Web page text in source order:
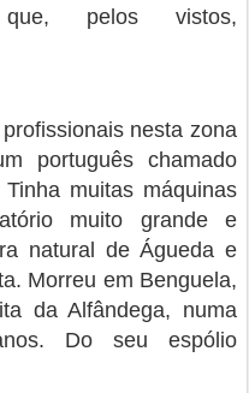
que, pelos vistos,
nesta zona
português chamado
muitas máquinas
muito grande e
natural de Águeda e
Morreu em Benguela,
da Alfândega, numa
Do seu espólio